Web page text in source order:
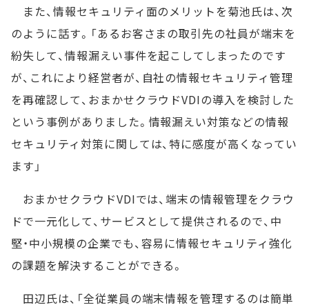
また、情報セキュリティ面のメリットを菊池氏は、次
のように話す。「あるお客さまの取引先の社員が端末を
紛失して、情報漏えい事件を起こしてしまったのです
が、これにより経営者が、自社の情報セキュリティ管理
を再確認して、おまかせクラウドVDIの導入を検討した
という事例がありました。情報漏えい対策などの情報
セキュリティ対策に関しては、特に感度が高くなってい
ます」
おまかせクラウドVDIでは、端末の情報管理をクラウ
ドで一元化して、サービスとして提供されるので、中
堅・中小規模の企業でも、容易に情報セキュリティ強化
の課題を解決することができる。
田辺氏は、「全従業員の端末情報を管理するのは簡単